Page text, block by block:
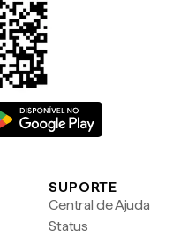
SUPORTE
Central de Ajuda
Status